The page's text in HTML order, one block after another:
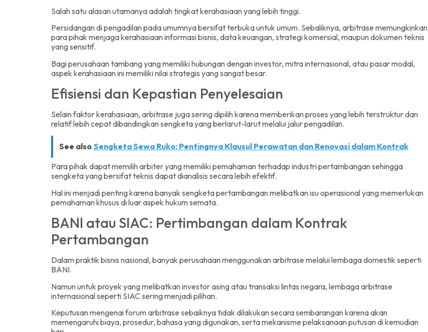
Salah satu alasan utamanya adalah tingkat kerahasiaan yang lebih tinggi.
Persidangan di pengadilan pada umumnya bersifat terbuka untuk umum. Sebaliknya, arbitrase memungkinkan
para pihak menjaga kerahasiaan informasi bisnis, data keuangan, strategi komersial, maupun dokumen teknis
yang sensitif.
Bagi perusahaan tambang yang memiliki hubungan dengan investor, mitra internasional, atau pasar modal,
aspek kerahasiaan ini memiliki nilai strategis yang sangat besar.
Efisiensi dan Kepastian Penyelesaian
Selain faktor kerahasiaan, arbitrase juga sering dipilih karena memberikan proses yang lebih terstruktur dan
relatif lebih cepat dibandingkan sengketa yang berlarut-larut melalui jalur pengadilan.
See also Sengketa Sewa Ruko: Pentingnya Klausul Perawatan dan Renovasi dalam Kontrak
Para pihak dapat memilih arbiter yang memiliki pemahaman terhadap industri pertambangan sehingga
sengketa yang bersifat teknis dapat dianalisis secara lebih efektif.
Hal ini menjadi penting karena banyak sengketa pertambangan melibatkan isu operasional yang memerlukan
pemahaman khusus di luar aspek hukum semata.
BANI atau SIAC: Pertimbangan dalam Kontrak
Pertambangan
Dalam praktik bisnis nasional, banyak perusahaan menggunakan arbitrase melalui lembaga domestik seperti
BANI.
Namun untuk proyek yang melibatkan investor asing atau transaksi lintas negara, lembaga arbitrase
internasional seperti SIAC sering menjadi pilihan.
Keputusan mengenai forum arbitrase sebaiknya tidak dilakukan secara sembarangan karena akan
memengaruhi biaya, prosedur, bahasa yang digunakan, serta mekanisme pelaksanaan putusan di kemudian